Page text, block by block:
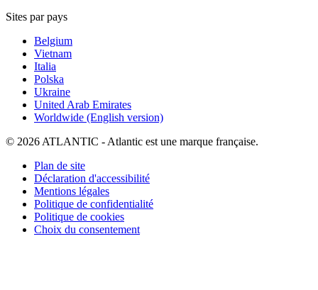
Sites par pays
Belgium
Vietnam
Italia
Polska
Ukraine
United Arab Emirates
Worldwide (English version)
© 2026 ATLANTIC - Atlantic est une marque française.
Plan de site
Déclaration d'accessibilité
Mentions légales
Politique de confidentialité
Politique de cookies
Choix du consentement